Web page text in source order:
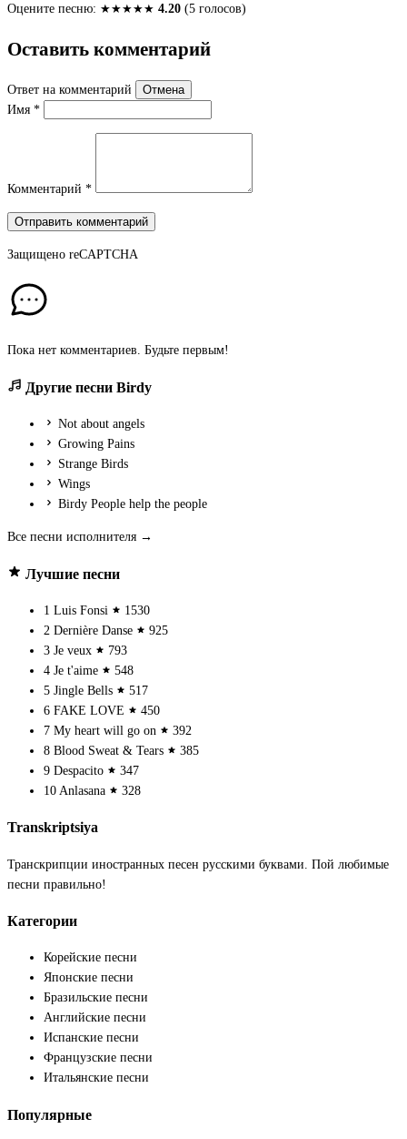
Оцените песню: ★★★★★ 4.20 (5 голосов)
Оставить комментарий
Ответ на комментарий
Отмена
Имя *
Комментарий *
Отправить комментарий
Защищено reCAPTCHA
Пока нет комментариев. Будьте первым!
Другие песни Birdy
Not about angels
Growing Pains
Strange Birds
Wings
Birdy People help the people
Все песни исполнителя →
Лучшие песни
1 Luis Fonsi
1530
2 Dernière Danse
925
3 Je veux
793
4 Je t'aime
548
5 Jingle Bells
517
6 FAKE LOVE
450
7 My heart will go on
392
8 Blood Sweat & Tears
385
9 Despacito
347
10 Anlasana 328
Transkriptsiya
Транскрипции иностранных песен русскими буквами. Пой любимые
песни правильно!
Категории
Корейские песни
Японские песни
Бразильские песни
Английские песни
Испанские песни
Французские песни
Итальянские песни
Популярные